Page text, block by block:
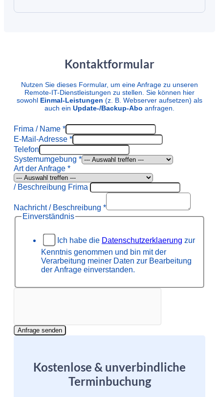
Kontaktformular
Nutzen Sie dieses Formular, um eine Anfrage zu unseren
Remote-IT-Dienstleistungen zu stellen. Sie können hier
sowohl Einmal-Leistungen (z. B. Webserver aufsetzen) als
auch ein Update-/Backup-Abo anfragen.
Frima / Name *
E-Mail-Adresse *
Telefon
Systemumgebung *
Art der Anfrage *
/ Beschreibung Frima
Nachricht / Beschreibung *
Einverständnis
Ich habe die Datenschutzerklaerung zur
Kenntnis genommen und bin mit der
Verarbeitung meiner Daten zur Bearbeitung
der Anfrage einverstanden.
Anfrage senden
Kostenlose & unverbindliche
Terminbuchung